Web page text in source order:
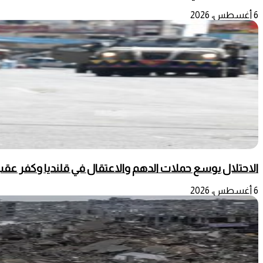
6 أغسطس، 2026
الاحتلال يوسع حملات الدهم والاعتقال في قلنديا وكفر
6 أغسطس، 2026